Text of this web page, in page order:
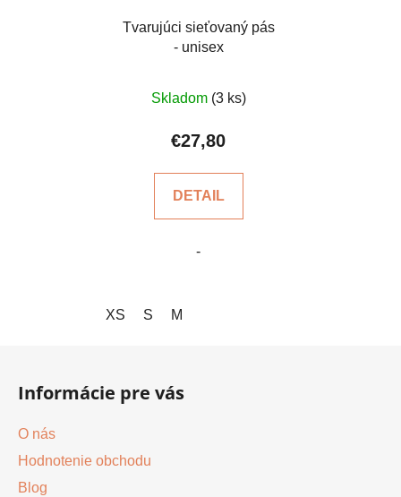
Tvarujúci sieťovaný pás
- unisex
Skladom (3 ks)
€27,80
DETAIL
-
XS S M
Informácie pre vás
O nás
Hodnotenie obchodu
Blog